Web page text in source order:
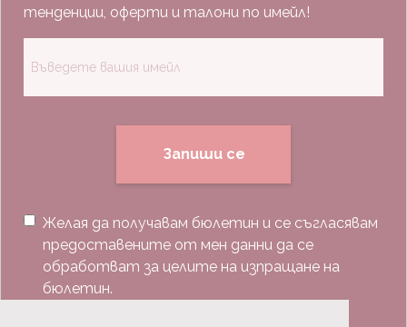
тенденции, оферти и талони по имейл!
Запиши се
Желая да получавам бюлетин и се съгласявам
предоставените от мен данни да се
обработват за целите на изпращане на
бюлетин.